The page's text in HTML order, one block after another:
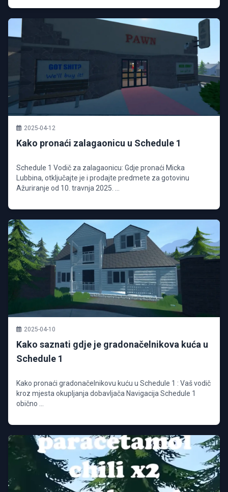
2025-04-12
Kako pronaći zalagaonicu u Schedule 1
Schedule 1 Vodič za zalagaonicu: Gdje pronaći Micka
Lubbina, otključajte je i prodajte predmete za gotovinu
Ažuriranje od 10. travnja 2025. ...
2025-04-10
Kako saznati gdje je gradonačelnikova kuća u
Schedule 1
Kako pronaći gradonačelnikovu kuću u Schedule 1 : Vaš vodič
kroz mjesta okupljanja dobavljača Navigacija Schedule 1
obično ...